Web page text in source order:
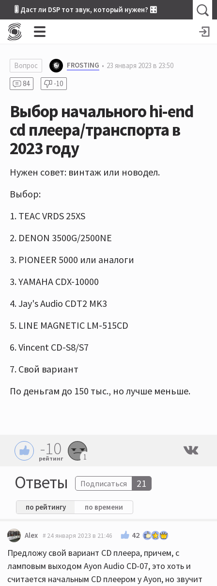
🎚 Даст ли DSP тот звук, который нужен? 🎛
Вопрос FROSTING
23 января 2023 в 23:50
84
-10
Выбор начального hi-end
cd плеера/транспорта в
2023 году
Нужен совет: винтаж или новодел.
Выбор:
1. TEAC VRDS 25XS
2. DENON 3500G/2500NE
3. PIONEER 5000 или аналоги
3. YAMAHA CDX-10000
4. Jay's Audio CDT2 MK3
5. LINE MAGNETIC LM-515CD
6. Vincent CD-S8/S7
7. Свой вариант
По деньгам до 150 тыс., но лучше меньше.
-10
рейтинг 1
Ответы Подписаться 21
по рейтингу по времени
Alex 24 января 2023 в 21:46 42
Предложу свой вариант CD плеера, причем, с
ламповым выходом Ayon Audio CD-07, это хоть и
считается начальным CD плеером у Ayon, но звучит